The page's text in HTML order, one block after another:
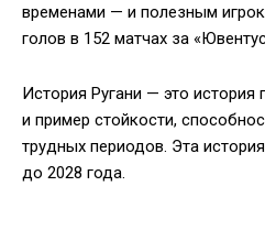
временами — и полезным
голов в 152 матчах за
История Ругани — это
и пример стойкости,
трудных периодов. Эта история
до 2028 года.